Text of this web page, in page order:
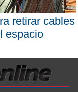
retirar cables
espacio